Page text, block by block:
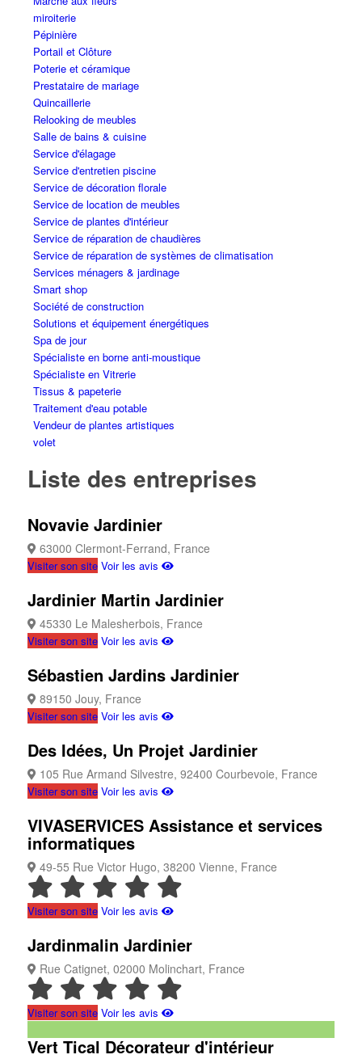
miroiterie
Pépinière
Portail et Clôture
Poterie et céramique
Prestataire de mariage
Quincaillerie
Relooking de meubles
Salle de bains & cuisine
Service d'élagage
Service d'entretien piscine
Service de décoration florale
Service de location de meubles
Service de plantes d'intérieur
Service de réparation de chaudières
Service de réparation de systèmes de climatisation
Services ménagers & jardinage
Smart shop
Société de construction
Solutions et équipement énergétiques
Spa de jour
Spécialiste en borne anti-moustique
Spécialiste en Vitrerie
Tissus & papeterie
Traitement d'eau potable
Vendeur de plantes artistiques
volet
Liste des entreprises
Novavie Jardinier
63000 Clermont-Ferrand, France
Visiter son site Voir les avis
Jardinier Martin Jardinier
45330 Le Malesherbois, France
Visiter son site Voir les avis
Sébastien Jardins Jardinier
89150 Jouy, France
Visiter son site Voir les avis
Des Idées, Un Projet Jardinier
105 Rue Armand Silvestre, 92400 Courbevoie, France
Visiter son site Voir les avis
VIVASERVICES Assistance et services
informatiques
49-55 Rue Victor Hugo, 38200 Vienne, France
Visiter son site Voir les avis
Jardinmalin Jardinier
Rue Catignet, 02000 Molinchart, France
Visiter son site Voir les avis
Vert Tical Décorateur d'intérieur